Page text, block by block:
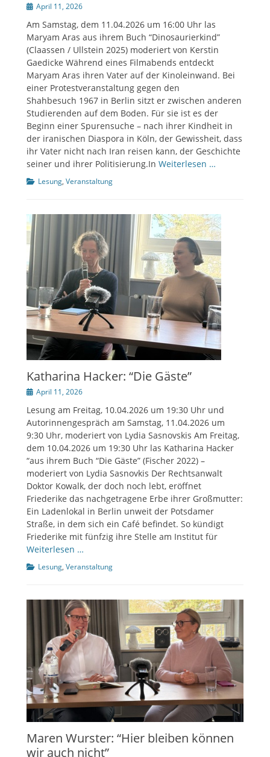
Veröffentlicht
April 11, 2026
Am Samstag, dem 11.04.2026 um 16:00 Uhr las
Maryam Aras aus ihrem Buch “Dinosaurierkind”
(Claassen / Ullstein 2025) moderiert von Kerstin
Gaedicke Während eines Filmabends entdeckt
Maryam Aras ihren Vater auf der Kinoleinwand. Bei
einer Protestveranstaltung gegen den
Shahbesuch 1967 in Berlin sitzt er zwischen anderen
Studierenden auf dem Boden. Für sie ist es der
Beginn einer Spurensuche – nach ihrer Kindheit in
der iranischen Diaspora in Köln, der Gewissheit, dass
ihr Vater nicht nach Iran reisen kann, der Geschichte
seiner und ihrer Politisierung.In Weiterlesen …
Kategorien
Lesung, Veranstaltung
Katharina Hacker: “Die Gäste”
Veröffentlicht
April 11, 2026
Lesung am Freitag, 10.04.2026 um 19:30 Uhr und
Autorinnengespräch am Samstag, 11.04.2026 um
9:30 Uhr, moderiert von Lydia Sasnovskis Am Freitag,
dem 10.04.2026 um 19:30 Uhr las Katharina Hacker
“aus ihrem Buch “Die Gäste” (Fischer 2022) –
moderiert von Lydia Sasnovkis Der Rechtsanwalt
Doktor Kowalk, der doch noch lebt, eröffnet
Friederike das nachgetragene Erbe ihrer Großmutter:
Ein Ladenlokal in Berlin unweit der Potsdamer
Straße, in dem sich ein Café befindet. So kündigt
Friederike mit fünfzig ihre Stelle am Institut für
Weiterlesen …
Kategorien
Lesung, Veranstaltung
Maren Wurster: “Hier bleiben können
wir auch nicht”